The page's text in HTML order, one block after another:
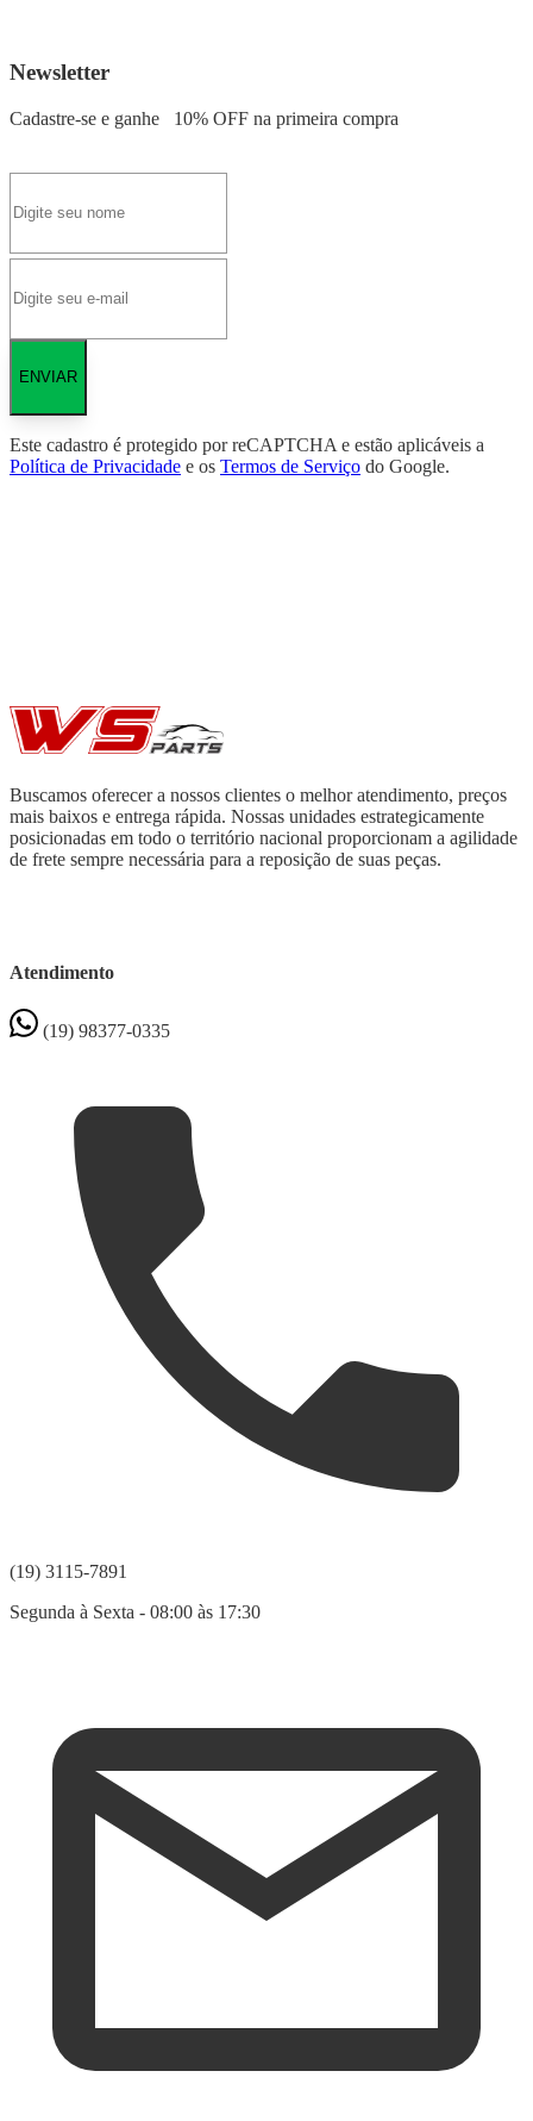
Newsletter
Cadastre-se e ganhe 10% OFF na primeira compra
ENVIAR
Este cadastro é protegido por reCAPTCHA e estão aplicáveis a
Política de Privacidade e os Termos de Serviço do Google.
Buscamos oferecer a nossos clientes o melhor atendimento, preços
mais baixos e entrega rápida. Nossas unidades estrategicamente
posicionadas em todo o território nacional proporcionam a agilidade
de frete sempre necessária para a reposição de suas peças.
Atendimento
(19) 98377-0335
(19) 3115-7891
Segunda à Sexta - 08:00 às 17:30